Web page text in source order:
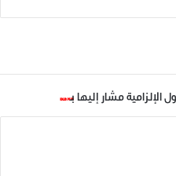
"ديجتال نيوز"
الإلزامية مشار إليها بـ*